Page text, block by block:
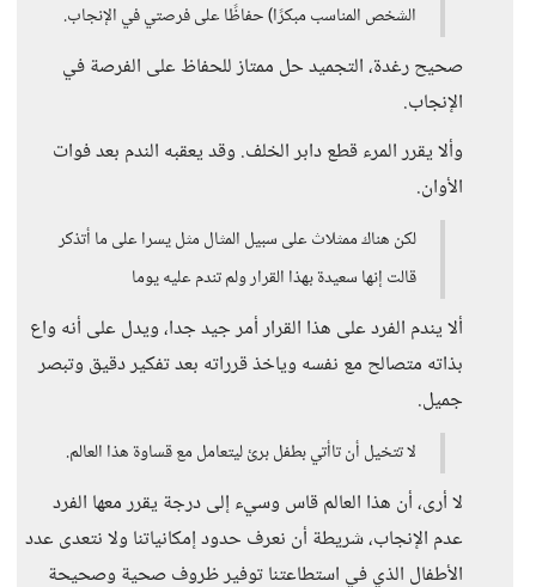
الشخص المناسب مبكرًا) حفاظًا على فرصتي في الإنجاب.
صحيح رغدة، التجميد حل ممتاز للحفاظ على الفرصة في
الإنجاب.
وألا يقرر المرء قطع دابر الخلف. وقد يعقبه الندم بعد فوات
الأوان.
لكن هناك ممثلاث على سبيل المثال مثل يسرا على ما أتذكر
قالت إنها سعيدة بهذا القرار ولم تندم عليه يوما
ألا يندم الفرد على هذا القرار أمر جيد جدا، ويدل على أنه واع
بذاته متصالح مع نفسه وياخذ قرراته بعد تفكير دقيق وتبصر
جميل.
لا تتخيل أن تاأتي بطفل برئ ليتعامل مع قساوة هذا العالم.
لا أرى، أن هذا العالم قاس وسيء إلى درجة يقرر معها الفرد
عدم الإنجاب، شريطة أن نعرف حدود إمكانياتنا ولا نتعدى عدد
الأطفال الذي في استطاعتنا توفير ظروف صحية وصحيحة